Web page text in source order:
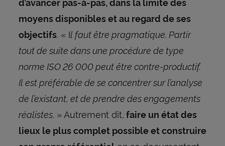
moyens disponibles et au regard de ses
objectifs. « Il faut être pragmatique. Partir
tout de suite dans une procédure de type
norme ISO 26 000 peut être contre-productif.
Il est préférable de se concentrer sur l’analyse
de l’existant, et de prendre des engagements
réalistes. » Autrement dit, faire un état des
lieux le plus complet possible et construire